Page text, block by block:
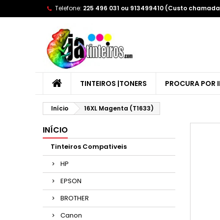
Telefone: 225 496 031 ou 913499410 (Custo
TINTEIROS |TONERS PROCURA POR
Início 16XL Magenta (T1633)
INÍCIO
Tinteiros Compativeis
HP
EPSON
BROTHER
Canon